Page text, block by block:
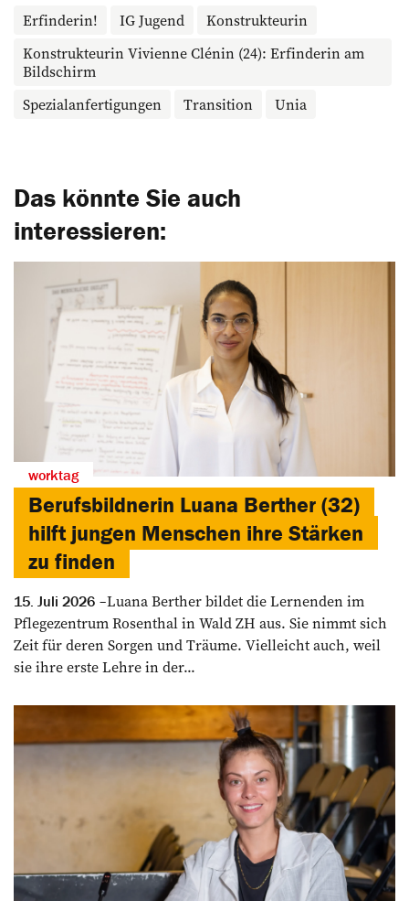
Erfinderin! IG Jugend
Konstrukteurin
Konstrukteurin Vivienne Clénin (24): Erfinderin am
Bildschirm
Spezialanfertigungen
Transition Unia
Das könnte Sie auch
interessieren:
worktag
Berufsbildnerin Luana Berther (32)
hilft jungen Menschen ihre Stärken
zu finden
15. Juli 2026
Luana Berther bildet die Lernenden im
Pflegezentrum Rosenthal in Wald ZH aus. Sie nimmt sich
Zeit für deren Sorgen und Träume. Vielleicht auch, weil
sie ihre erste Lehre in der...